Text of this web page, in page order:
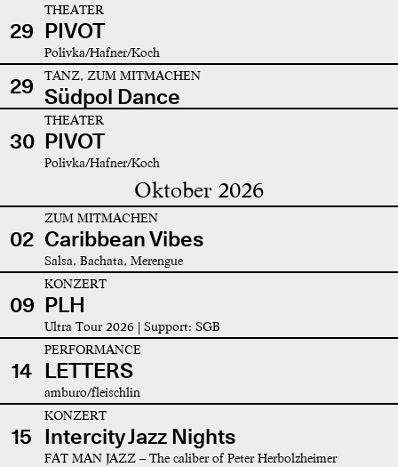
29
THEATER
PIVOT
Polivka/Hafner/Koch
29 TANZ, ZUM MITMACHEN
Südpol Dance
30
THEATER
PIVOT
Polivka/Hafner/Koch
Oktober 2026
02
ZUM MITMACHEN
Caribbean Vibes
Salsa, Bachata, Merengue
09
KONZERT
PLH
Ultra Tour 2026 | Support: SGB
14
PERFORMANCE
LETTERS
amburo/fleischlin
15
KONZERT
Intercity Jazz Nights
FAT MAN JAZZ – The caliber of Peter Herbolzheimer